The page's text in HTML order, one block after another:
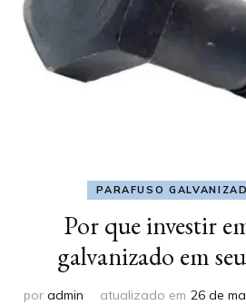
PARAFUSO
Por que investir
galvanizado em
por admin atualizado em 26 de